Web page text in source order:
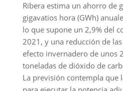
Ribera estima un ahorro de
gigavatios hora (GWh)
lo que supone un 2,9% del
2021, y una reducción de
efecto invernadero de unos
toneladas de dióxido de
La previsión contempla que